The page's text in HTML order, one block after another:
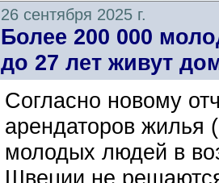
26 сентября 2025 г.
Более 200 000
до 27 лет живут
Согласно новому
арендаторов жилья
молодых людей в
Швеции не